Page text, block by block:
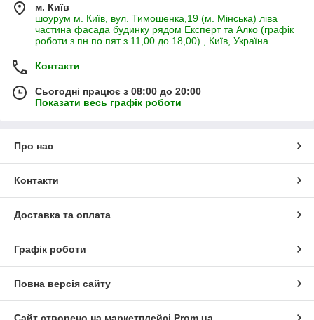
м. Київ
шоурум м. Київ, вул. Тимошенка,19 (м. Мінська) ліва
частина фасада будинку рядом Експерт та Алко (графік
роботи з пн по пят з 11,00 до 18,00)., Київ, Україна
Контакти
Сьогодні працює з 08:00 до 20:00
Показати весь графік роботи
Про нас
Контакти
Доставка та оплата
Графік роботи
Повна версія сайту